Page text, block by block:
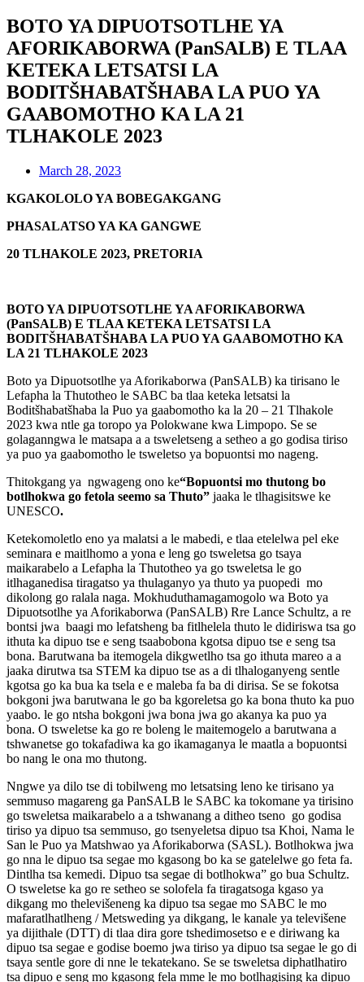
BOTO YA DIPUOTSOTLHE YA
AFORIKABORWA (PanSALB) E TLAA
KETEKA LETSATSI LA
BODITŠHABATŠHABA LA PUO YA
GAABOMOTHO KA LA 21
TLHAKOLE 2023
March 28, 2023
KGAKOLOLO YA BOBEGAKGANG
PHASALATSO YA KA GANGWE
20 TLHAKOLE 2023, PRETORIA
BOTO YA DIPUOTSOTLHE YA AFORIKABORWA
(PanSALB) E TLAA KETEKA LETSATSI LA
BODITŠHABATŠHABA LA PUO YA GAABOMOTHO KA
LA 21 TLHAKOLE 2023
Boto ya Dipuotsotlhe ya Aforikaborwa (PanSALB) ka tirisano le
Lefapha la Thutotheo le SABC ba tlaa keteka letsatsi la
Boditšhabatšhaba la Puo ya gaabomotho ka la 20 – 21 Tlhakole
2023 kwa ntle ga toropo ya Polokwane kwa Limpopo. Se se
golaganngwa le matsapa a a tsweletseng a setheo a go godisa tiriso
ya puo ya gaabomotho le tsweletso ya bopuontsi mo nageng.
Thitokgang ya ngwageng ono ke“Bopuontsi mo thutong bo
botlhokwa go fetola seemo sa Thuto” jaaka le tlhagisitswe ke
UNESCO.
Ketekomoletlo eno ya malatsi a le mabedi, e tlaa etelelwa pel eke
seminara e maitlhomo a yona e leng go tsweletsa go tsaya
maikarabelo a Lefapha la Thutotheo ya go tsweletsa le go
itlhaganedisa tiragatso ya thulaganyo ya thuto ya puopedi mo
dikolong go ralala naga. Mokhuduthamagamogolo wa Boto ya
Dipuotsotlhe ya Aforikaborwa (PanSALB) Rre Lance Schultz, a re
bontsi jwa baagi mo lefatsheng ba fitlhelela thuto le didiriswa tsa go
ithuta ka dipuo tse e seng tsaabobona kgotsa dipuo tse e seng tsa
bona. Barutwana ba itemogela dikgwetlho tsa go ithuta mareo a a
jaaka dirutwa tsa STEM ka dipuo tse as a di tlhaloganyeng sentle
kgotsa go ka bua ka tsela e e maleba fa ba di dirisa. Se se fokotsa
bokgoni jwa barutwana le go ba kgoreletsa go ka bona thuto ka puo
yaabo. le go ntsha bokgoni jwa bona jwa go akanya ka puo ya
bona. O tsweletse ka go re boleng le maitemogelo a barutwana a
tshwanetse go tokafadiwa ka go ikamaganya le maatla a bopuontsi
bo nang le ona mo thutong.
Nngwe ya dilo tse di tobilweng mo letsatsing leno ke tirisano ya
semmuso magareng ga PanSALB le SABC ka tokomane ya tirisino
go tsweletsa maikarabelo a a tshwanang a ditheo tseno go godisa
tiriso ya dipuo tsa semmuso, go tsenyeletsa dipuo tsa Khoi, Nama le
San le Puo ya Matshwao ya Aforikaborwa (SASL). Botlhokwa jwa
go nna le dipuo tsa segae mo kgasong bo ka se gatelelwe go feta fa.
Dintlha tsa kemedi. Dipuo tsa segae di botlhokwa” go bua Schultz.
O tsweletse ka go re setheo se solofela fa tiragatsoga kgaso ya
dikgang mo thelevišeneng ka dipuo tsa segae mo SABC le mo
mafaratlhatlheng / Metsweding ya dikgang, le kanale ya televišene
ya dijithale (DTT) di tlaa dira gore tshedimosetso e e diriwang ka
dipuo tsa segae e godise boemo jwa tiriso ya dipuo tsa segae le go di
tsaya sentle gore di nne le tekatekano. Se se tsweletsa diphatlhatiro
tsa dipuo e seng mo kgasong fela mme le mo botlhagising ka dipuo